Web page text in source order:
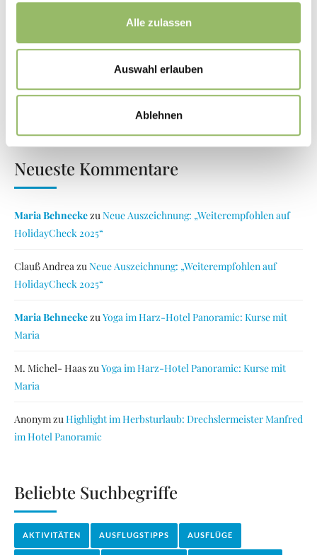
Alle zulassen
Auswahl erlauben
Ablehnen
Indian Summer im Harz: Jetzt goldenes Laub erleben!
Harz-Urlaub September: Altweibersommer in Bad
Neueste Kommentare
Maria BehneckezuNeue Auszeichnung: „Weiterempfohlen auf
HolidayCheck 2025“
Clauß AndreazuNeue Auszeichnung: „Weiterempfohlen auf
HolidayCheck 2025“
Maria BehneckezuYoga im Harz-Hotel Panoramic: Kurse mit
Maria
M. Michel- HaaszuYoga im Harz-Hotel Panoramic: Kurse mit
Maria
AnonymzuHighlight im Herbsturlaub: Drechslermeister Manfred
im Hotel Panoramic
Beliebte Suchbegriffe
AKTIVITÄTEN AUSFLUGSTIPPS AUSFLÜGE